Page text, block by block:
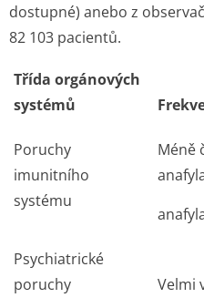
dostupné) anebo z
82 103 pacientů.
Třída orgánových
systémů
Poruchy
imunitního
systému
Méně
Psychiatrické
poruchy
Velmi